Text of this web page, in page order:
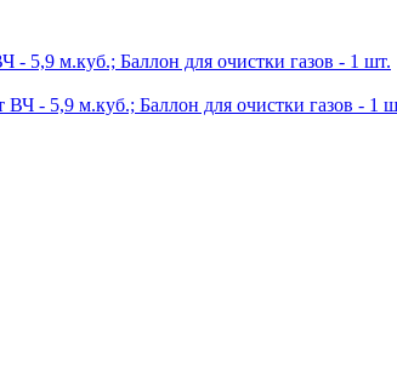
5,9 м.куб.; Баллон для очистки газов - 1 шт.